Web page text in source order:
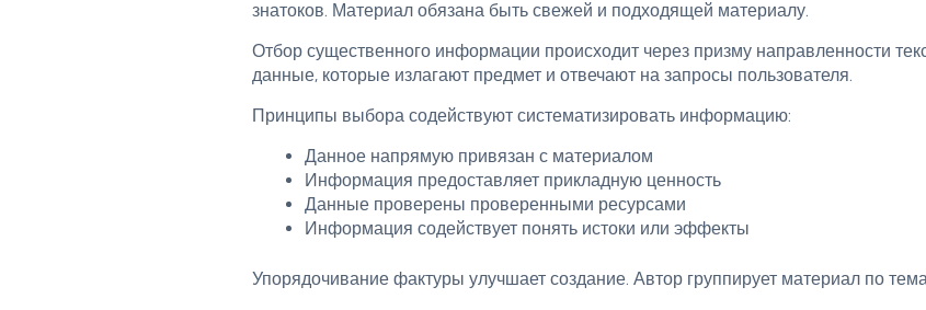
знатоков. Материал обязана быть свежей и подходящей материалу.
Отбор существенного информации происходит через призму направленности
данные, которые излагают предмет и отвечают на запросы пользователя.
Принципы выбора содействуют систематизировать информацию:
Данное напрямую привязан с материалом
Информация предоставляет прикладную ценность
Данные проверены проверенными ресурсами
Информация содействует понять истоки или эффекты
Упорядочивание фактуры улучшает создание. Автор группирует материал по